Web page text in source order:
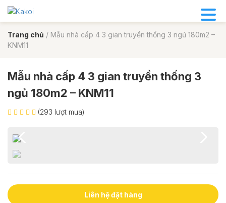
Trang chủ / Mẫu nhà cấp 4 3 gian truyền thống 3 ngủ 180m2 –
KNM11
Mẫu nhà cấp 4 3 gian truyền thống 3
ngủ 180m2 – KNM11
(293 lượt mua)
Liên hệ đặt hàng